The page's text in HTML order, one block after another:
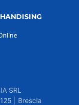
SRL
| Brescia